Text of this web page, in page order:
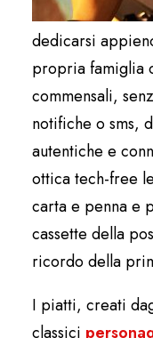
dedicarsi
propria famiglia
commensali,
notifiche o sms,
autentiche e
ottica tech-free
carta e penna e
cassette della
ricordo della
I piatti, creati
classici